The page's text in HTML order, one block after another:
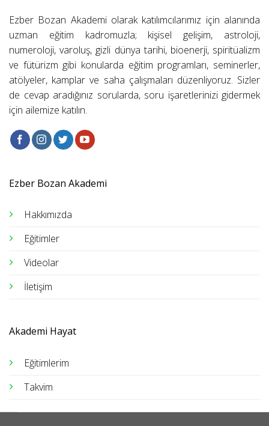
Ezber Bozan Akademi olarak katılımcılarımız için alanında
uzman eğitim kadromuzla; kişisel gelişim, astroloji,
numeroloji, varoluş, gizli dünya tarihi, bioenerji, spiritüalizm
ve fütürizm gibi konularda eğitim programları, seminerler,
atölyeler, kamplar ve saha çalışmaları düzenliyoruz. Sizler
de cevap aradığınız sorularda, soru işaretlerinizi gidermek
için ailemize katılın.
Ezber Bozan Akademi
Hakkımızda
Eğitimler
Videolar
İletişim
Akademi Hayat
Eğitimlerim
Takvim